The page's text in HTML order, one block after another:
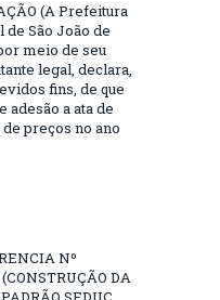
(A Prefeitura
de São João de
meio de seu
legal, declara,
fins, de que
adesão a ata de
preços no ano
Nº
DA